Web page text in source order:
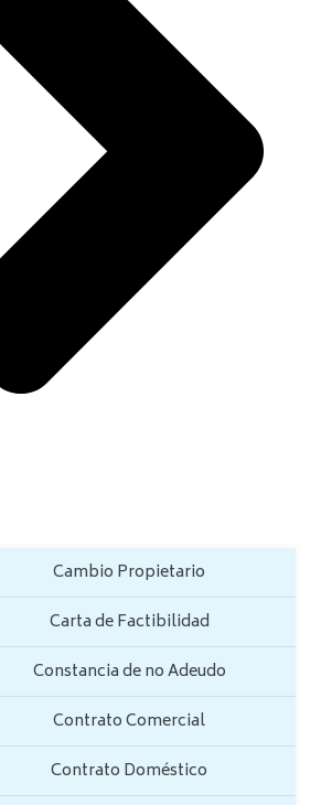
Cambio Propietario
Carta de Factibilidad
Constancia de no Adeudo
Contrato Comercial
Contrato Doméstico